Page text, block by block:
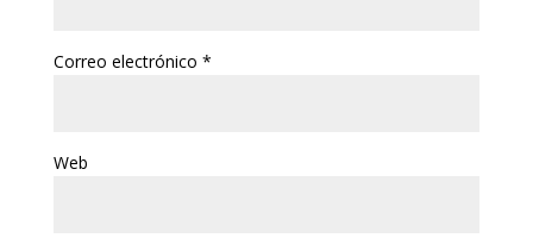
Correo electrónico *
Web